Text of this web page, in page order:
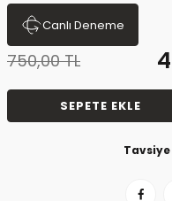
Canlı Deneme
750,00TL
SEPETE EKLE
Tavsiye